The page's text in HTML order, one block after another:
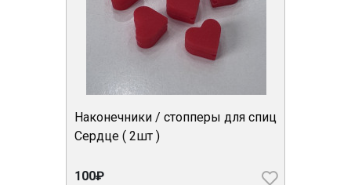
Наконечники / стопперы для спиц
Сердце ( 2шт )
100₽